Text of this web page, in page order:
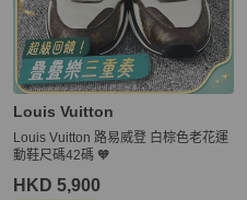
Louis Vuitton
Louis Vuitton 路易威登 白棕色老花運
動鞋尺碼42碼 🧡
HKD 5,900